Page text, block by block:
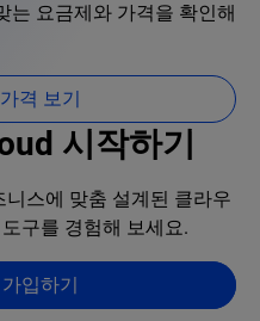
는 요금제와 가격을 확인해
가격 보기
시작하기
스에 맞춤 설계된 클라우
구를 경험해 보세요.
가입하기